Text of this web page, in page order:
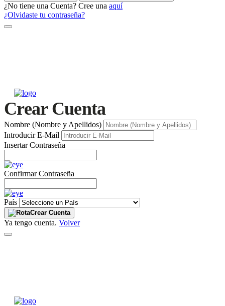
¿No tiene una Cuenta? Cree una aquí
¿Olvidaste tu contraseña?
Crear Cuenta
Nombre (Nombre y Apellidos)
Introducir E-Mail
Insertar Contraseña
Confirmar Contraseña
País
Crear Cuenta
Ya tengo cuenta. Volver